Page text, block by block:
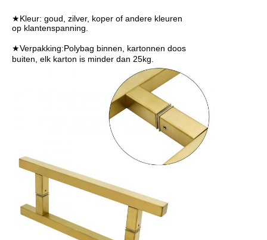
★Kleur: goud, zilver, koper of andere kleuren
op klantenspanning.
★Verpakking:Polybag binnen, kartonnen doos
buiten, elk karton is minder dan 25kg.